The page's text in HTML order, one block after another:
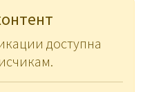
доступна